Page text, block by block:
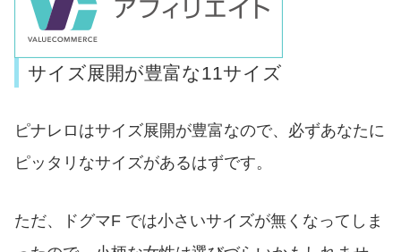
サイズ展開が豊富な11サイズ
ピナレロはサイズ展開が豊富なので、必ずあなたに
ピッタリなサイズがあるはずです。
ただ、ドグマF では小さいサイズが無くなってしま